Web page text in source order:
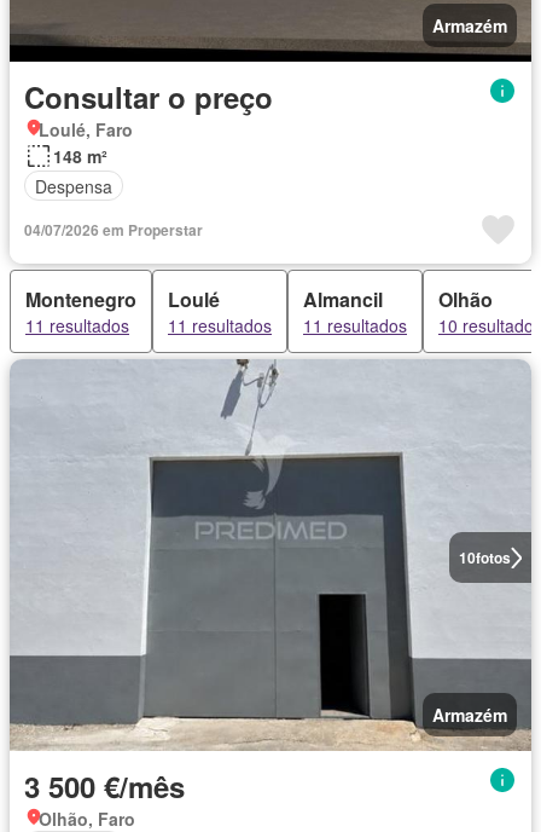
Armazém
Consultar o preço
Loulé, Faro
148 m²
Despensa
04/07/2026 em Properstar
Montenegro
11 resultados
Loulé
11 resultados
Almancil
11 resultados
Olhão
10 resultados
10fotos
Armazém
3 500 €/mês
Olhão, Faro